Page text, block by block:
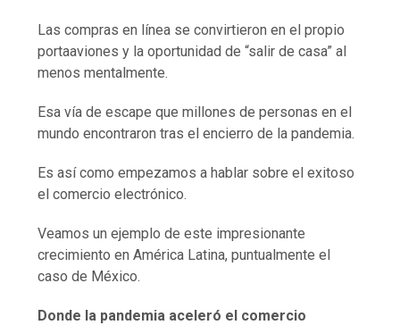
Las compras en línea se convirtieron en el propio
portaaviones y la oportunidad de “salir de casa” al
menos mentalmente.
Esa vía de escape que millones de personas en el
mundo encontraron tras el encierro de la pandemia.
Es así como empezamos a hablar sobre el exitoso
el comercio electrónico.
Veamos un ejemplo de este impresionante
crecimiento en América Latina, puntualmente el
caso de México.
Donde la pandemia aceleró el comercio